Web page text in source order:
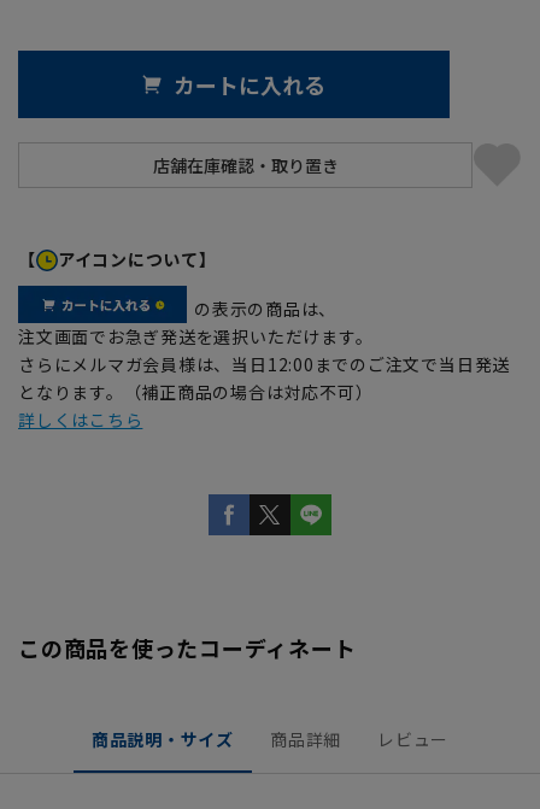
カートに入れる
【 アイコンについて】
の表示の商品は、
注文画面でお急ぎ発送を選択いただけます。
さらにメルマガ会員様は、当日12:00までのご注文で当日発送
となります。（補正商品の場合は対応不可）
詳しくはこちら
この商品を使ったコーディネート
商品説明・サイズ 商品詳細 レビュー